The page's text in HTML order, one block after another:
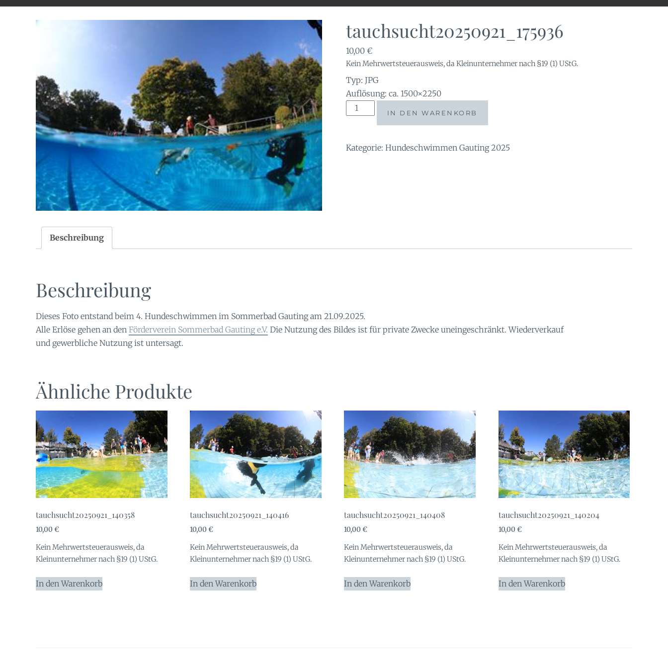
tauchsucht20250921_175936
10,00 €
Kein Mehrwertsteuerausweis, da Kleinunternehmer nach §19 (1) UStG.
Typ: JPG
Auflösung: ca. 1500×2250
tauchsucht20250921_175936
IN DEN WARENKORB
Kategorie: Hundeschwimmen Gauting 2025
Beschreibung
Beschreibung
Dieses Foto entstand beim 4. Hundeschwimmen im Sommerbad Gauting am 21.09.2025.
Alle Erlöse gehen an den Förderverein Sommerbad Gauting e.V. Die Nutzung des Bildes ist für private Zwecke uneingeschränkt. Wiederverkauf
und gewerbliche Nutzung ist untersagt.
Ähnliche Produkte
tauchsucht20250921_140358
10,00 €
Kein Mehrwertsteuerausweis, da
Kleinunternehmer nach §19 (1) UStG.
In den Warenkorb
tauchsucht20250921_140416
10,00€
Kein Mehrwertsteuerausweis, da
Kleinunternehmer nach §19 (1) UStG.
In den Warenkorb
tauchsucht20250921_140408
10,00€
Kein Mehrwertsteuerausweis, da
Kleinunternehmer nach §19 (1) UStG.
In den Warenkorb
tauchsucht20250921_140204
10,00 €
Kein Mehrwertsteuerausweis, da
Kleinunternehmer nach §19 (1) UStG.
In den Warenkorb